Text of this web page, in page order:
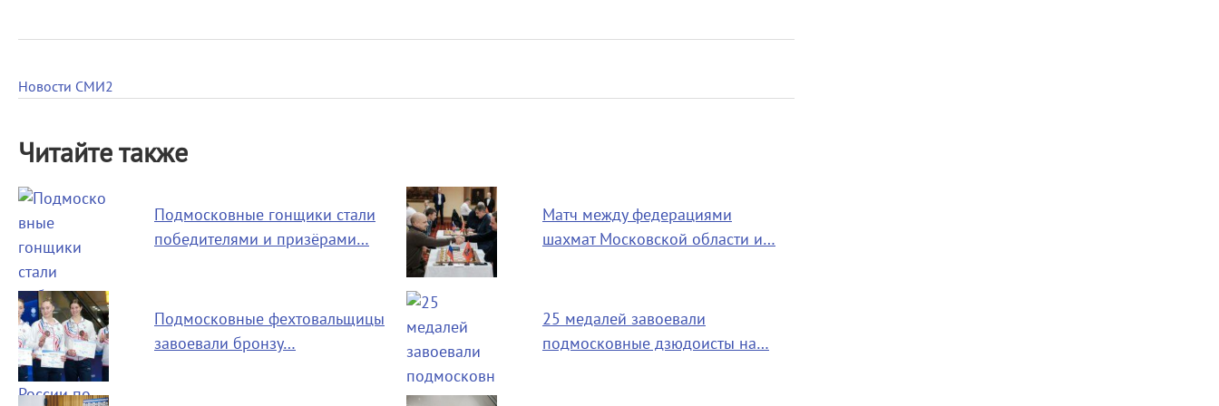
Новости СМИ2
Читайте также
Подмосковные гонщики стали
победителями и призёрами…
Матч между федерациями
шахмат Московской области и…
Подмосковные фехтовальщицы
завоевали бронзу…
25 медалей завоевали
подмосковные дзюдоисты на…